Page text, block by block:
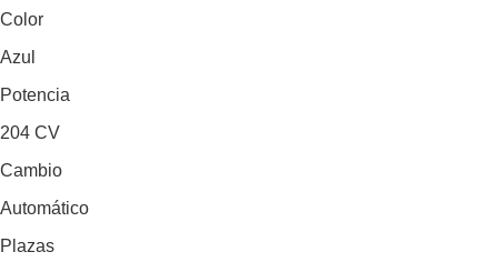
Color
Azul
Potencia
204 CV
Cambio
Automático
Plazas